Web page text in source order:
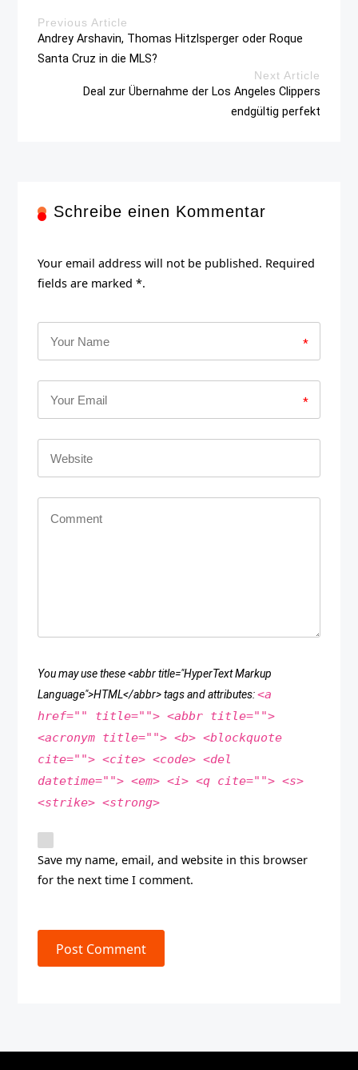
Previous Article
Andrey Arshavin, Thomas Hitzlsperger oder Roque
Santa Cruz in die MLS?
Next Article
Deal zur Übernahme der Los Angeles Clippers
endgültig perfekt
Schreibe einen Kommentar
Your email address will not be published. Required
fields are marked *.
*
*
You may use these <abbr title="HyperText Markup
Language">HTML</abbr> tags and attributes:<a
href="" title=""> <abbr title="">
<acronym title=""> <b> <blockquote
cite=""> <cite> <code> <del
datetime=""> <em> <i> <q cite=""> <s>
<strike> <strong>
Save my name, email, and website in this browser
for the next time I comment.
Post Comment